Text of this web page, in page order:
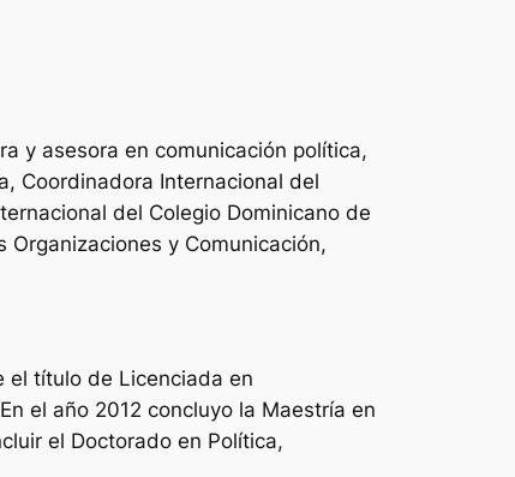
y asesora en comunicación política,
Coordinadora Internacional del
del Colegio Dominicano de
y Comunicación,
el título de Licenciada en
el año 2012 concluyo la Maestría en
el Doctorado en Política,